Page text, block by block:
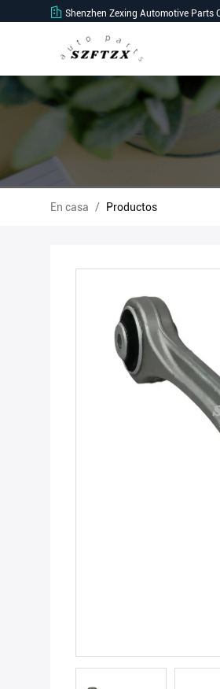
Shenzhen Zexing Automotive Parts
En casa / Productos